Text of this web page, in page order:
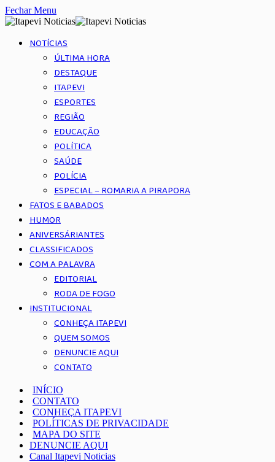
Fechar Menu
NOTÍCIAS
ÚLTIMA HORA
DESTAQUE
ITAPEVI
ESPORTES
REGIÃO
EDUCAÇÃO
POLÍTICA
SAÚDE
POLÍCIA
ESPECIAL – ROMARIA A PIRAPORA
FATOS E BABADOS
HUMOR
ANIVERSÁRIANTES
CLASSIFICADOS
COM A PALAVRA
EDITORIAL
RODA DE FOGO
INSTITUCIONAL
CONHEÇA ITAPEVI
QUEM SOMOS
DENUNCIE AQUI
CONTATO
INÍCIO
CONTATO
CONHEÇA ITAPEVI
POLÍTICAS DE PRIVACIDADE
MAPA DO SITE
DENUNCIE AQUI
Canal Itapevi Noticias